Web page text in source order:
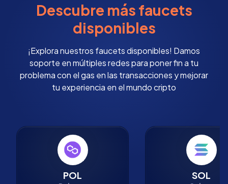
Descubre más faucets
disponibles
¡Explora nuestros faucets disponibles! Damos
soporte en múltiples redes para poner fin a tu
problema con el gas en las transacciones y mejorar
tu experiencia en el mundo cripto
POL SOL